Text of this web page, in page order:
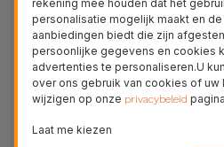
Drie-laagse
siliconen kappen
Onze iPhone siliconen
robuuste, kwalitatieve
rekening mee houden dat het
personalisatie mogelijk maakt en
aanbiedingen biedt die zijn
persoonlijke gegevens en cookies
advertenties te personaliseren.U
over ons gebruik van cookies of
wijzigen op onze privacybeleid
Laat me kiezen